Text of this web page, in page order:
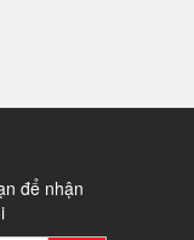
để nhận